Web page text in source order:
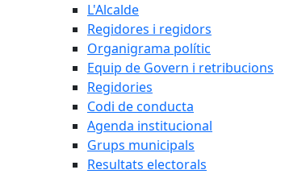
L'Alcalde
Regidores i regidors
Organigrama polític
Equip de Govern i retribucions
Regidories
Codi de conducta
Agenda institucional
Grups municipals
Resultats electorals